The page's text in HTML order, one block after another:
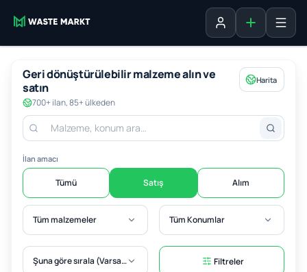
Oturum açListe ekle
Geri dönüştürülebilir malzeme alın ve
satın
700+ ilan, 85+ ülkeden
Harita
İlan amacı
Tümü Satış Alım
Tüm malzemeler Tüm Konumlar
Şuna göre sırala (Varsayılan) Filtreler